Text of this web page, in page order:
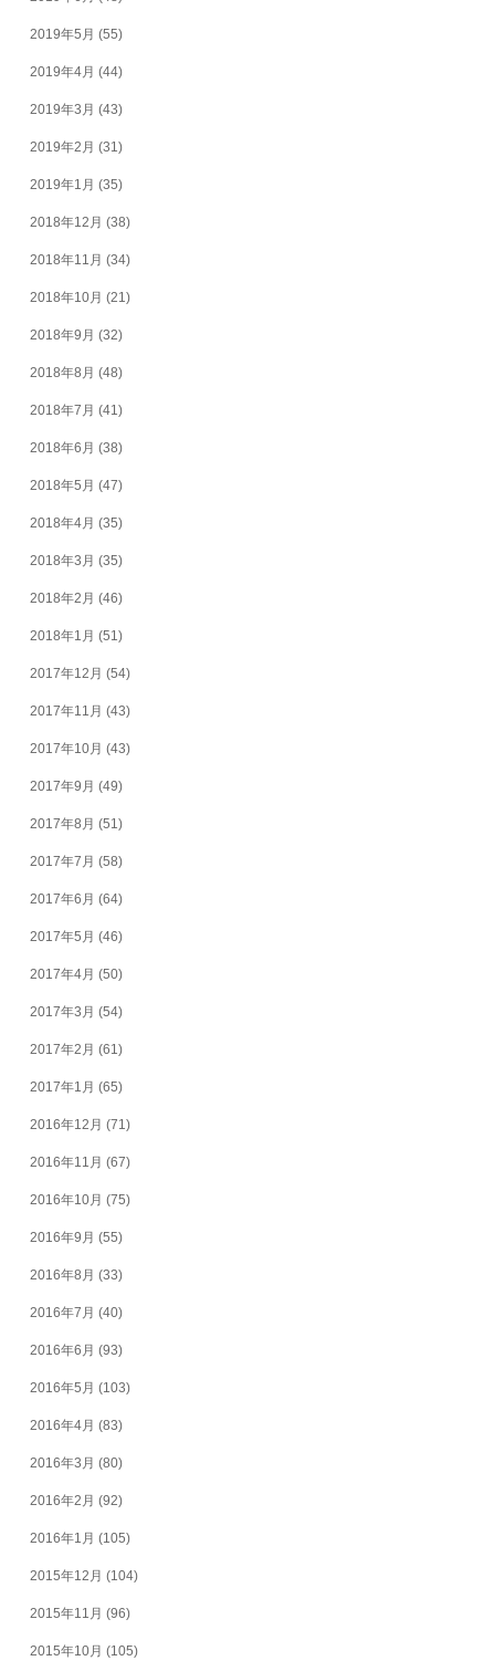
2019年5月 (55)
2019年4月 (44)
2019年3月 (43)
2019年2月 (31)
2019年1月 (35)
2018年12月 (38)
2018年11月 (34)
2018年10月 (21)
2018年9月 (32)
2018年8月 (48)
2018年7月 (41)
2018年6月 (38)
2018年5月 (47)
2018年4月 (35)
2018年3月 (35)
2018年2月 (46)
2018年1月 (51)
2017年12月 (54)
2017年11月 (43)
2017年10月 (43)
2017年9月 (49)
2017年8月 (51)
2017年7月 (58)
2017年6月 (64)
2017年5月 (46)
2017年4月 (50)
2017年3月 (54)
2017年2月 (61)
2017年1月 (65)
2016年12月 (71)
2016年11月 (67)
2016年10月 (75)
2016年9月 (55)
2016年8月 (33)
2016年7月 (40)
2016年6月 (93)
2016年5月 (103)
2016年4月 (83)
2016年3月 (80)
2016年2月 (92)
2016年1月 (105)
2015年12月 (104)
2015年11月 (96)
2015年10月 (105)